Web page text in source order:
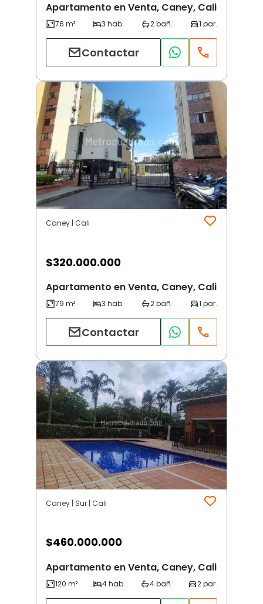
Apartamento en Venta, Caney, Cali
Contactar
Caney | Cali
$320.000.000
Apartamento en Venta, Caney, Cali
Contactar
Caney | Sur | Cali
$460.000.000
Apartamento en Venta, Caney, Cali